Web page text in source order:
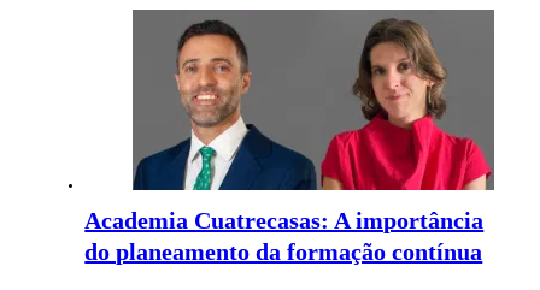
Academia Cuatrecasas: A importância
do planeamento da formação contínua